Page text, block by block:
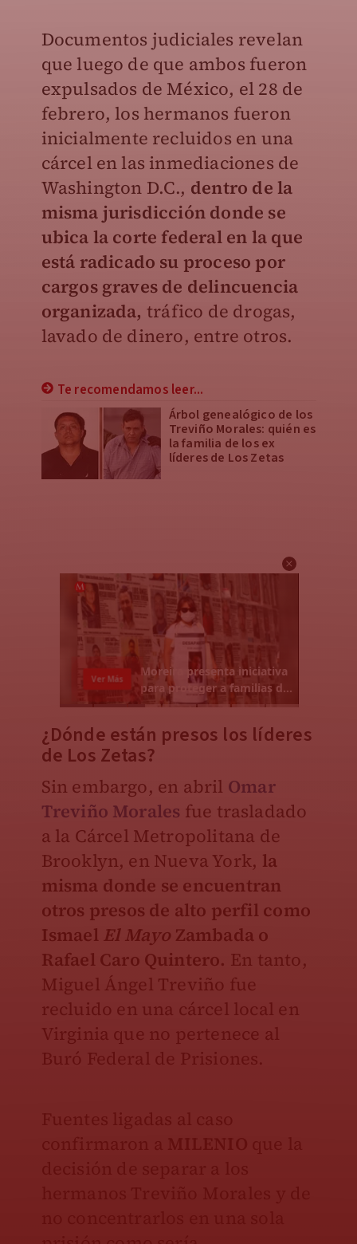
Documentos judiciales revelan
que luego de que ambos fueron
expulsados de México, el 28 de
febrero, los hermanos fueron
inicialmente recluidos en una
cárcel en las inmediaciones de
Washington D.C., dentro de la
misma jurisdicción donde se
ubica la corte federal en la que
está radicado su proceso por
cargos graves de delincuencia
organizada, tráfico de drogas,
lavado de dinero, entre otros.
Te recomendamos leer...
Árbol genealógico de los
Treviño Morales: quién es
la familia de los ex
líderes de Los Zetas
¿Dónde están presos los líderes
de Los Zetas?
Sin embargo, en abril Omar
Treviño Morales fue trasladado
a la Cárcel Metropolitana de
Brooklyn, en Nueva York, la
misma donde se encuentran
otros presos de alto perfil como
Ismael El Mayo Zambada o
Rafael Caro Quintero. En tanto,
Miguel Ángel Treviño fue
recluido en una cárcel local en
Virginia que no pertenece al
Buró Federal de Prisiones.